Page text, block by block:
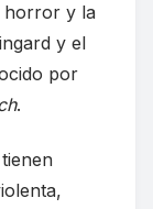
horror y la
y el
por
.